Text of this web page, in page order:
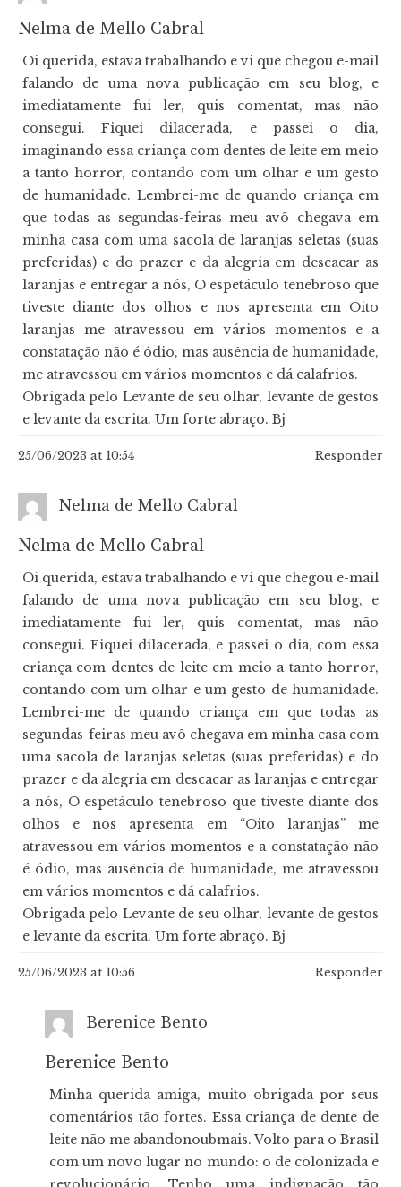
Nelma de Mello Cabral
Oi querida, estava trabalhando e vi que chegou e-mail
falando de uma nova publicação em seu blog, e
imediatamente fui ler, quis comentat, mas não
consegui. Fiquei dilacerada, e passei o dia,
imaginando essa criança com dentes de leite em meio
a tanto horror, contando com um olhar e um gesto
de humanidade. Lembrei-me de quando criança em
que todas as segundas-feiras meu avô chegava em
minha casa com uma sacola de laranjas seletas (suas
preferidas) e do prazer e da alegria em descacar as
laranjas e entregar a nós, O espetáculo tenebroso que
tiveste diante dos olhos e nos apresenta em Oito
laranjas me atravessou em vários momentos e a
constatação não é ódio, mas ausência de humanidade,
me atravessou em vários momentos e dá calafrios.
Obrigada pelo Levante de seu olhar, levante de gestos
e levante da escrita. Um forte abraço. Bj
25/06/2023 at 10:54 Responder
Nelma de Mello Cabral
Nelma de Mello Cabral
Oi querida, estava trabalhando e vi que chegou e-mail
falando de uma nova publicação em seu blog, e
imediatamente fui ler, quis comentat, mas não
consegui. Fiquei dilacerada, e passei o dia, com essa
criança com dentes de leite em meio a tanto horror,
contando com um olhar e um gesto de humanidade.
Lembrei-me de quando criança em que todas as
segundas-feiras meu avô chegava em minha casa com
uma sacola de laranjas seletas (suas preferidas) e do
prazer e da alegria em descacar as laranjas e entregar
a nós, O espetáculo tenebroso que tiveste diante dos
olhos e nos apresenta em “Oito laranjas” me
atravessou em vários momentos e a constatação não
é ódio, mas ausência de humanidade, me atravessou
em vários momentos e dá calafrios.
Obrigada pelo Levante de seu olhar, levante de gestos
e levante da escrita. Um forte abraço. Bj
25/06/2023 at 10:56 Responder
Berenice Bento
Berenice Bento
Minha querida amiga, muito obrigada por seus
comentários tão fortes. Essa criança de dente de
leite não me abandonoubmais. Volto para o Brasil
com um novo lugar no mundo: o de colonizada e